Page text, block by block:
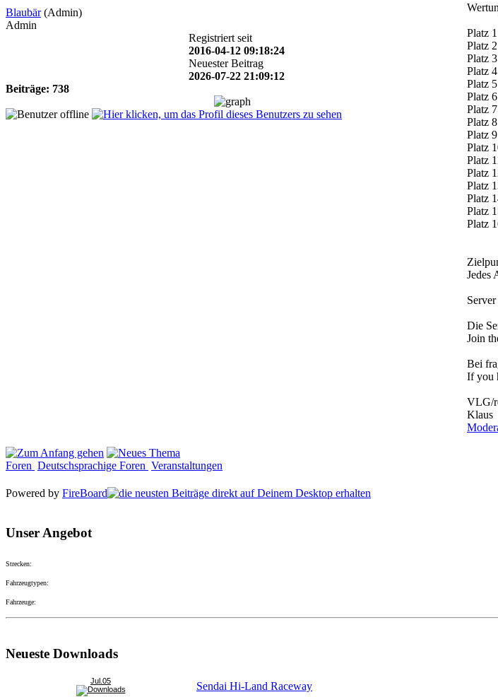
Blaubär (Admin)
Admin
Registriert seit
2016-04-12 09:18:24
Neuester Beitrag
2026-07-22 21:09:12
Beiträge: 738
Platz
Platz
Platz
Platz
Platz
Platz
Platz
Platz
Platz
Platz
Platz
Platz
Platz
Platz
Platz
Platz
Jedes
Die
Join
Bei
If you
VLG/
Klaus
Foren Deutschsprachige Foren Veranstaltungen
Powered by FireBoard
Unser Angebot
Strecken:
Fahrzeugtypen:
Fahrzeuge:
Neueste Downloads
Jul.05 Sendai Hi-Land Raceway